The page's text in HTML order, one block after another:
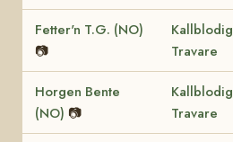
Fetter'n T.G. (NO)
📷
Kallblodig
Travare
Horgen Bente
(NO) 📷
Kallblodig
Travare